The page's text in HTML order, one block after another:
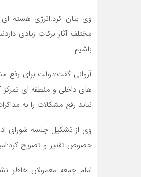
وی بیان کرد:انرژی هسته
مختلف آثار برکات زیادی
باشیم.
آروانی گفت:دولت برای رفع
های داخلی و منطقه ای تمرکز
نباید رفع مشکلات را به
وی از تشکیل جلسه شورای
خصوص تقدیر و تصریح
امام جمعه معمولان خاطر